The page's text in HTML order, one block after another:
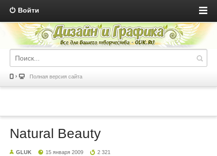
Войти
Полная версия сайта
Natural Beauty
GLUK 15 января 2009 2 321